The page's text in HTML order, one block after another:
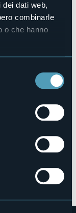
dati web,
combinarle
o che hanno